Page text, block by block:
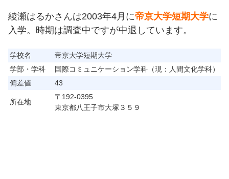
綾瀬はるかさんは2003年4月に帝京大学短期大学に
入学。時期は調査中ですが中退しています。
学校名
帝京大学短期大学
学部・学科
国際コミュニケーション学科（現：人間文化学科）
偏差値
43
所在地
〒192-0395
東京都八王子市大塚３５９